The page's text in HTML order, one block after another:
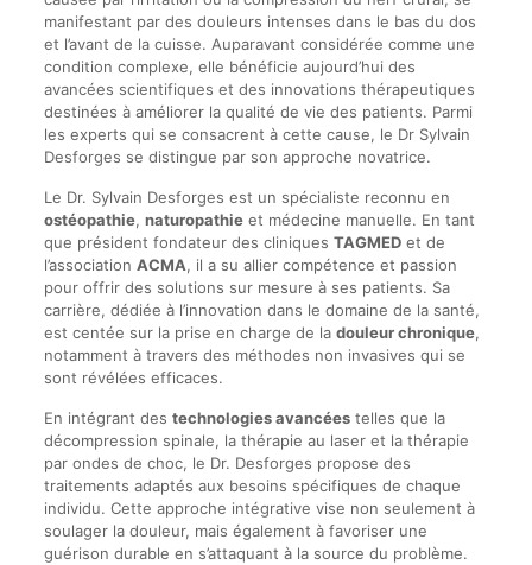
manifestant par des douleurs intenses dans le bas du dos
et l’avant de la cuisse. Auparavant considérée comme une
condition complexe, elle bénéficie aujourd’hui des
avancées scientifiques et des innovations thérapeutiques
destinées à améliorer la qualité de vie des patients. Parmi
les experts qui se consacrent à cette cause, le Dr Sylvain
Desforges se distingue par son approche novatrice.
Le Dr. Sylvain Desforges est un spécialiste reconnu en
ostéopathie, naturopathieet médecine manuelle. En tant
que président fondateur des cliniques TAGMEDet de
l’association ACMA, il a su allier compétence et passion
pour offrir des solutions sur mesure à ses patients. Sa
carrière, dédiée à l’innovation dans le domaine de la santé,
est centée sur la prise en charge de la douleur chronique,
notamment à travers des méthodes non invasives qui se
sont révélées efficaces.
En intégrant des technologies avancéestelles que la
décompression spinale, la thérapie au laser et la thérapie
par ondes de choc, le Dr. Desforges propose des
traitements adaptés aux besoins spécifiques de chaque
individu. Cette approche intégrative vise non seulement à
soulager la douleur, mais également à favoriser une
guérison durable en s’attaquant à la source du problème.